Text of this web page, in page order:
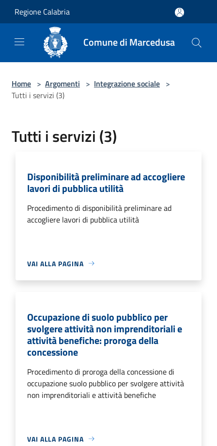
Regione Calabria
Comune di Marcedusa
Home > Argomenti > Integrazione sociale >
Tutti i servizi (3)
Tutti i servizi (3)
Disponibilità preliminare ad accogliere
lavori di pubblica utilità
Procedimento di disponibilità preliminare ad
accogliere lavori di pubblica utilità
VAI ALLA PAGINA
Occupazione di suolo pubblico per
svolgere attività non imprenditoriali e
attività benefiche: proroga della
concessione
Procedimento di proroga della concessione di
occupazione suolo pubblico per svolgere attività
non imprenditoriali e attività benefiche
VAI ALLA PAGINA